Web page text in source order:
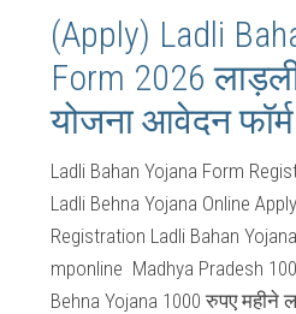
(Apply) Ladli
Form 2026
योजना आवेदन फॉर्म
Ladli Bahan Yojana Form
Ladli Behna Yojana Online
Registration Ladli Bahan
mponline Madhya Pradesh
Behna Yojana 1000 रुपए महीने